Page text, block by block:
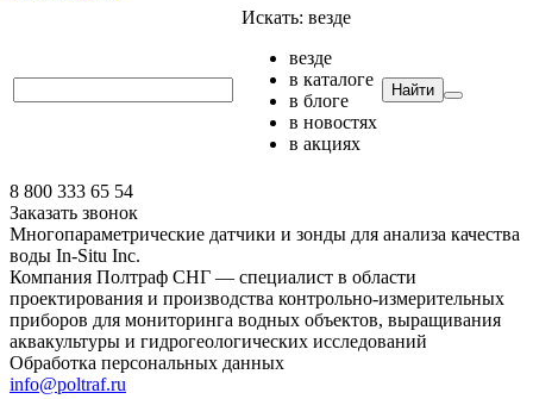
Искать: везде
везде
в каталоге
в блоге
в новостях
в акциях
Найти
8 800 333 65 54
Заказать звонок
Многопараметрические датчики и зонды для анализа качества
воды In-Situ Inc.
Компания Полтраф СНГ — специалист в области
проектирования и производства контрольно-измерительных
приборов для мониторинга водных объектов, выращивания
аквакультуры и гидрогеологических исследований
Обработка персональных данных
info@poltraf.ru